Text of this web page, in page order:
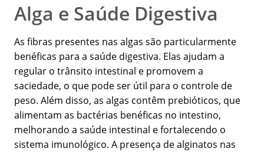
Alga e Saúde Digestiva
As fibras presentes nas algas são particularmente
benéficas para a saúde digestiva. Elas ajudam a
regular o trânsito intestinal e promovem a
saciedade, o que pode ser útil para o controle de
peso. Além disso, as algas contêm prebióticos, que
alimentam as bactérias benéficas no intestino,
melhorando a saúde intestinal e fortalecendo o
sistema imunológico. A presença de alginatos nas